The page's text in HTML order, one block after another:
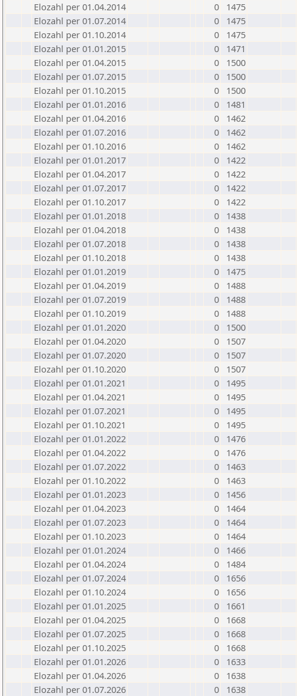
Elozahl per 01.04.2014
0
1475
Elozahl per 01.07.2014
0
1475
Elozahl per 01.10.2014
0
1475
Elozahl per 01.01.2015
0
1471
Elozahl per 01.04.2015
0
1500
Elozahl per 01.07.2015
0
1500
Elozahl per 01.10.2015
0
1500
Elozahl per 01.01.2016
0
1481
Elozahl per 01.04.2016
0
1462
Elozahl per 01.07.2016
0
1462
Elozahl per 01.10.2016
0
1462
Elozahl per 01.01.2017
0
1422
Elozahl per 01.04.2017
0
1422
Elozahl per 01.07.2017
0
1422
Elozahl per 01.10.2017
0
1422
Elozahl per 01.01.2018
0
1438
Elozahl per 01.04.2018
0
1438
Elozahl per 01.07.2018
0
1438
Elozahl per 01.10.2018
0
1438
Elozahl per 01.01.2019
0
1475
Elozahl per 01.04.2019
0
1488
Elozahl per 01.07.2019
0
1488
Elozahl per 01.10.2019
0
1488
Elozahl per 01.01.2020
0
1500
Elozahl per 01.04.2020
0
1507
Elozahl per 01.07.2020
0
1507
Elozahl per 01.10.2020
0
1507
Elozahl per 01.01.2021
0
1495
Elozahl per 01.04.2021
0
1495
Elozahl per 01.07.2021
0
1495
Elozahl per 01.10.2021
0
1495
Elozahl per 01.01.2022
0
1476
Elozahl per 01.04.2022
0
1476
Elozahl per 01.07.2022
0
1463
Elozahl per 01.10.2022
0
1463
Elozahl per 01.01.2023
0
1456
Elozahl per 01.04.2023
0
1464
Elozahl per 01.07.2023
0
1464
Elozahl per 01.10.2023
0
1464
Elozahl per 01.01.2024
0
1466
Elozahl per 01.04.2024
0
1484
Elozahl per 01.07.2024
0
1656
Elozahl per 01.10.2024
0
1656
Elozahl per 01.01.2025
0
1661
Elozahl per 01.04.2025
0
1668
Elozahl per 01.07.2025
0
1668
Elozahl per 01.10.2025
0
1668
Elozahl per 01.01.2026
0
1633
Elozahl per 01.04.2026
0
1638
Elozahl per 01.07.2026
0 1638